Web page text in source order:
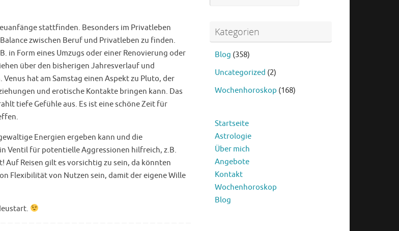
stattfinden. Besonders im Privatleben
zwischen Beruf und Privatleben zu finden.
in Form eines Umzugs oder einer Renovierung oder
über den bisherigen Jahresverlauf und
hat am Samstag einen Aspekt zu Pluto, der
und erotische Kontakte bringen kann. Das
tiefe Gefühle aus. Es ist eine schöne Zeit für
Energien ergeben kann und die
Ventil für potentielle Aggressionen hilfreich, z.B.
Reisen gilt es vorsichtig zu sein, da könnten
Flexibilität von Nutzen sein, damit der eigene Wille
Kategorien
Blog (358)
Uncategorized (2)
Wochenhoroskop (168)
Startseite
Astrologie
Über mich
Angebote
Kontakt
Wochenhoroskop
Blog